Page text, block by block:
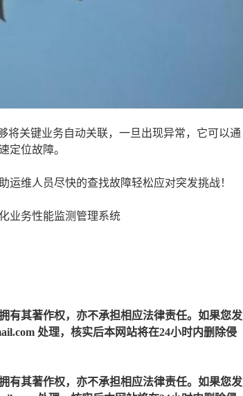
将关键业务自动关联，一旦出现异常，它可以通
定位故障。
维人员尽快的查找故障轻松应对突发挑战！
业务性能监测管理系统
有其著作权，亦不承担相应法律责任。如果您发
处理，核实后本网站将在24小时内删除侵
有其著作权，亦不承担相应法律责任。如果您发